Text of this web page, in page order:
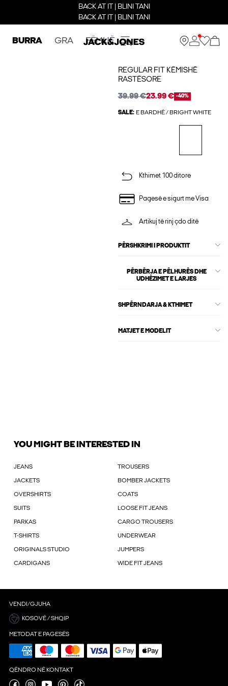
BACK AT IT | BLINI TANI
BACK AT IT | BLINI TANI
BURRA GRA FËMIJË
REGULAR FIT KËMISHË
RASTËSORE
39.99 €23.99 € -40%
SALE: E BARDHË / BRIGHT WHITE
Kthimet 100 ditore
Pagesë e sigurt me Visa
Artikuj të rinj çdo ditë
PËRSHKRIMI I PRODUKTIT
PËRBËRJA E PËLHURËS DHE
UDHËZIMET E LARJES
SHPËRNDARJA & KTHIMET
MATJET E MODELIT
YOU MIGHT BE INTERESTED IN
JEANS TROUSERS
JACKETS BOMBER JACKETS
OVERSHIRTS COATS
SUITS LOOSE FIT JEANS
PARKAS CARGO TROUSERS
T-SHIRTS UNDERWEAR
ORIGINALS STUDIO JUMPERS
CARDIGANS WIDE FIT JEANS
VENDI/GJUHA
KOSOVË / SHQIP
METODAT E PAGESËS
QËNDRO NË KONTAKT